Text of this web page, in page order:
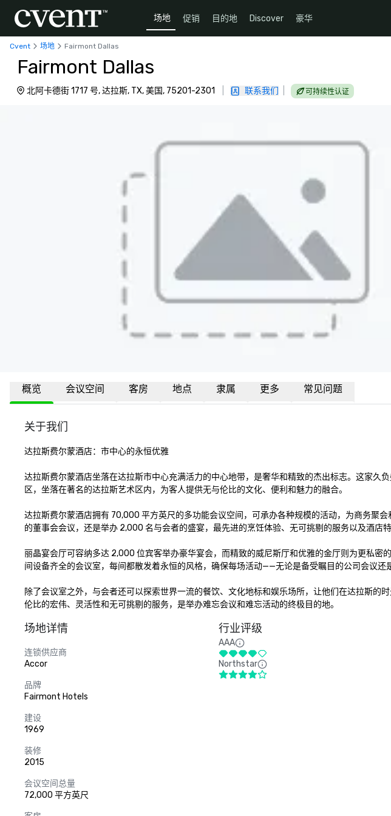
场地 促销 目的地 Discover 豪华
Cvent 场地 Fairmont Dallas
Fairmont Dallas
北阿卡德街 1717 号, 达拉斯, TX, 美国, 75201-2301 联系我们 可持续性认证
概览 会议空间 客房 地点 隶属 更多 常见问题
关于我们
达拉斯费尔蒙酒店：市中心的永恒优雅
达拉斯费尔蒙酒店坐落在达拉斯市中心充满活力的中心地带，是奢华和精致的杰出标志。这家久
区，坐落在著名的达拉斯艺术区内，为客人提供无与伦比的文化、便利和魅力的融合。
达拉斯费尔蒙酒店拥有 70,000 平方英尺的多功能会议空间，可承办各种规模的活动，为商务聚
的董事会会议，还是举办 2,000 名与会者的盛宴，最先进的烹饪体验、无可挑剔的服务以及酒店
丽晶宴会厅可容纳多达 2,000 位宾客举办豪华宴会，而精致的威尼斯厅和优雅的金厅则为更私密
间设备齐全的会议室，每间都散发着永恒的风格，确保每场活动——无论是备受瞩目的公司会议还
除了会议室之外，与会者还可以探索世界一流的餐饮、文化地标和娱乐场所，让他们在达拉斯的
伦比的宏伟、灵活性和无可挑剔的服务，是举办难忘会议和难忘活动的终极目的地。
场地详情
连锁供应商
Accor
品牌
Fairmont Hotels
建设
1969
装修
2015
会议空间总量
72,000 平方英尺
行业评级
AAA
Northstar